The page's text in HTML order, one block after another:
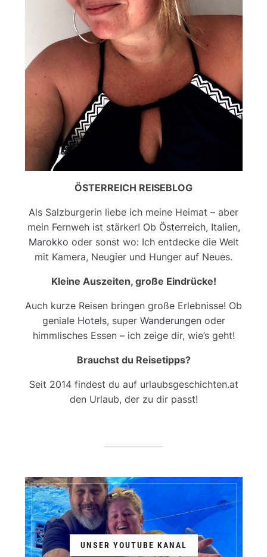
ÖSTERREICH REISEBLOG
Als Salzburgerin liebe ich meine Heimat – aber
mein Fernweh ist stärker! Ob Österreich, Italien,
Marokko oder sonst wo: Ich entdecke die Welt
mit Kamera, Neugier und Hunger auf Neues.
Kleine Auszeiten, große Eindrücke!
Auch kurze Reisen bringen große Erlebnisse! Ob
geniale Hotels, super Wanderungenoder
himmlisches Essen – ich zeige dir, wie’s geht!
Brauchst du Reisetipps?
Seit 2014 findest du auf urlaubsgeschichten.at
den Urlaub, der zu dir passt!
UNSER YOUTUBE KANAL